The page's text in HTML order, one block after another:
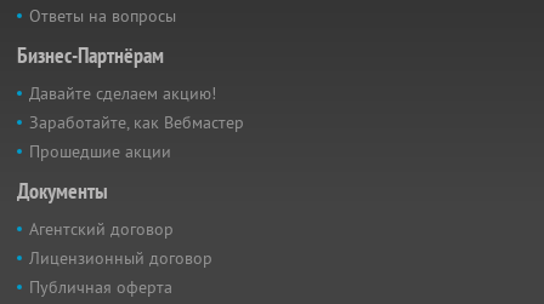
Ответы на вопросы
Бизнес-Партнёрам
Давайте сделаем акцию!
Заработайте, как Вебмастер
Прошедшие акции
Документы
Агентский договор
Лицензионный договор
Публичная оферта